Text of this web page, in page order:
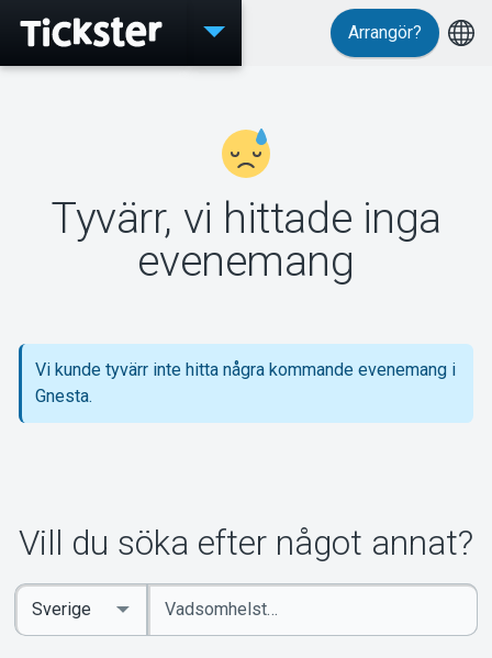
Evenemang
MyTickster
Support
Arrangör?
Tyvärr, vi hittade inga
evenemang
Vi kunde tyvärr inte hitta några kommande evenemang i
Gnesta.
Vill du söka efter något annat?
Ange
sökord
Select
Country